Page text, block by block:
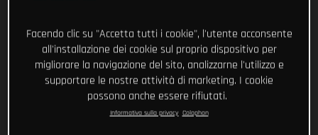
Facendo clic su "Accetta tutti i cookie", l'utente acconsente
all'installazione dei cookie sul proprio dispositivo per
migliorare la navigazione del sito, analizzarne l'utilizzo e
supportare le nostre attività di marketing. I cookie
possono anche essere rifiutati.
Informativa sulla privacy Colophon